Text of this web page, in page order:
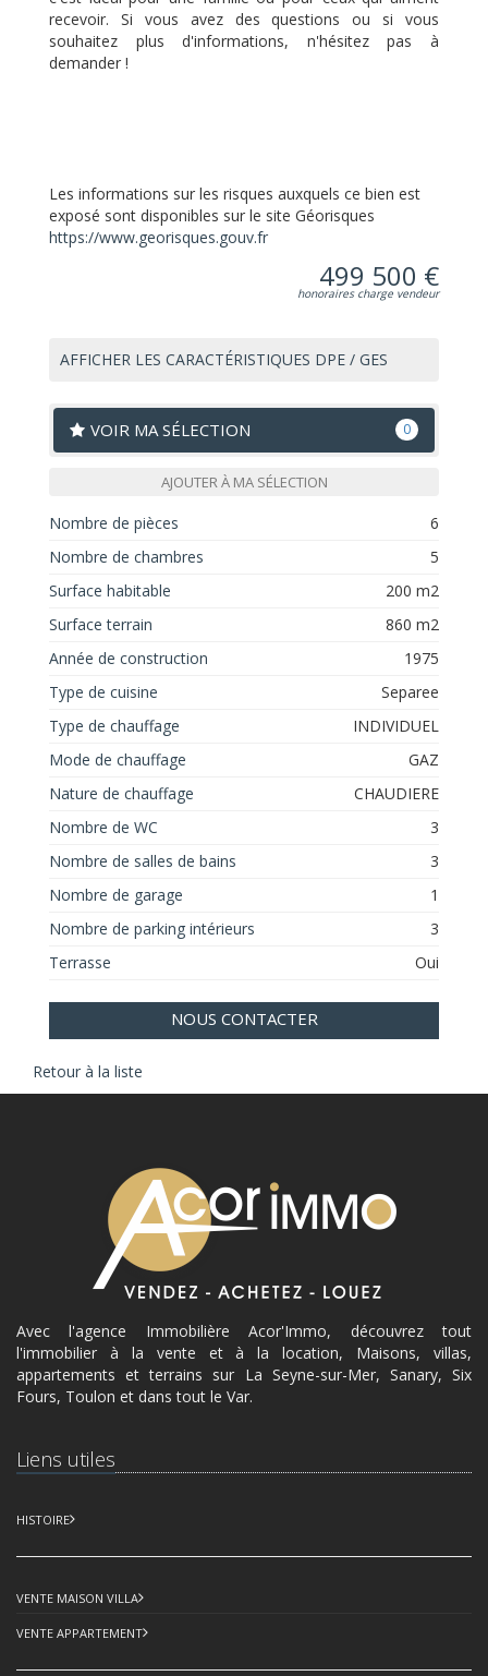
recevoir. Si vous avez des questions ou si vous
souhaitez plus d'informations, n'hésitez pas à
demander !
Les informations sur les risques auxquels ce bien est
exposé sont disponibles sur le site Géorisques
https://www.georisques.gouv.fr
499 500 €
honoraires charge vendeur
AFFICHER LES CARACTÉRISTIQUES DPE / GES
VOIR MA SÉLECTION 0
AJOUTER À MA SÉLECTION
Nombre de pièces
6
Nombre de chambres
5
Surface habitable
200 m2
Surface terrain
860 m2
Année de construction
1975
Type de cuisine
Separee
Type de chauffage
INDIVIDUEL
Mode de chauffage
GAZ
Nature de chauffage
CHAUDIERE
Nombre de WC
3
Nombre de salles de bains
3
Nombre de garage
1
Nombre de parking intérieurs
3
Terrasse
Oui
NOUS CONTACTER
Retour à la liste
Avec l'agence Immobilière Acor'Immo, découvrez tout
l'immobilier à la vente et à la location, Maisons, villas,
appartements et terrains sur La Seyne-sur-Mer, Sanary, Six
Fours, Toulon et dans tout le Var.
Liens utiles
HISTOIRE
VENTE MAISON VILLA
VENTE APPARTEMENT